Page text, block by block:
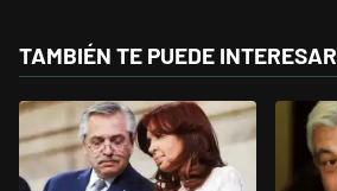
TAMBIÉN TE PUEDE INTERESAR